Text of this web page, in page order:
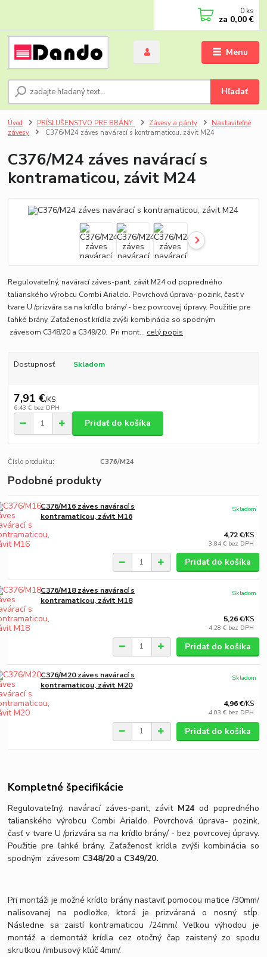
Menu
Hľadať
0 ks
za 0,00 €
Úvod PRÍSLUŠENSTVO PRE BRÁNY Závesy a pánty
Nastaviteľné
závesy
C376/M24 záves navárací s kontramaticou, závit M24
C376/M24 záves navárací s
kontramaticou, závit M24
Regulovateľný, navárací záves-pant, závit M24 od popredného
talianského výrobcu Combi Arialdo. Povrchová úprava- pozink, časť v
tvare U /prizvára sa na krídlo brány/ - bez povrcovej úpravy. Použitie pre
ľahké brány. Zaťaženosť krídla zvýši kombinácia so spodným
závesom C348/20 a C349/20. Pri mont... celý popis
Dostupnosť Skladom
7,91 €/KS
6,43 € bez DPH
Pridať do košíka
Číslo produktu: C376/M24
Podobné produkty
C376/M16 záves navárací s
kontramaticou, závit M16
4,72 €/KS
3,84 € bez DPH
Skladom
Pridať do košíka
C376/M18 záves navárací s
kontramaticou, závit M18
5,26 €/KS
4,28 € bez DPH
Skladom
Pridať do košíka
C376/M20 záves navárací s
kontramaticou, závit M20
4,96 €/KS
4,03 € bez DPH
Skladom
Pridať do košíka
Kompletné špecifikácie
Regulovateľný, navárací záves-pant, závitM24od popredného
talianského výrobcu Combi Arialdo. Povrchová úprava- pozink,
časť v tvare U /prizvára sa na krídlo brány/ - bez povrcovej úpravy.
Použitie pre ľahké brány. Zaťaženosť krídla zvýši kombinácia so
spodným závesom C348/20 a C349/20.
Pri montáži je možné krídlo brány nastaviť pomocou matice /30mm/
nalisovanej na podložke, ktorá je prizváraná o nosný stĺp.
Následne sa zaistí kontramaticou /24mm/. Veľkou výhodou je
montáž a demontáž krídla cez otočný čap zaistený zo spodu
skrutkou /imbusový kľúč 4mm/.